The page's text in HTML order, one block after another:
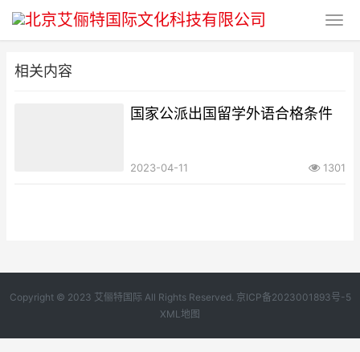
相关内容
国家公派出国留学外语合格条件
2023-04-11 1301
Copyright © 2023 艾俪特国际 All Rights Reserved. 京ICP备2023001893号-5
XML地图